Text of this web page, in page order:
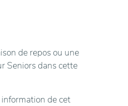
de repos ou une
Seniors dans cette
de cet